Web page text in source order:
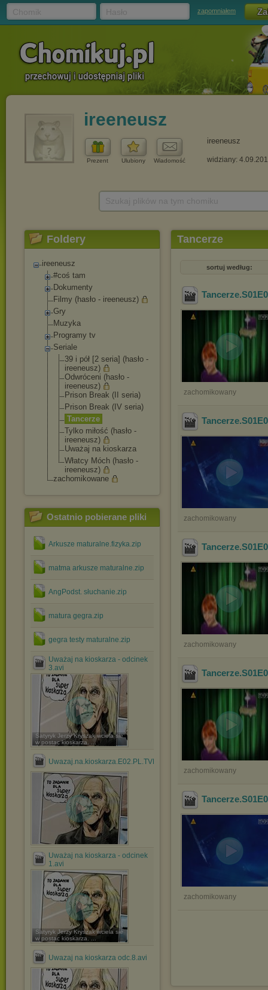
zapomniałem
ireeneusz
Prezent Ulubiony Wiadomość
ireeneusz
widziany:
Foldery
ireeneusz
#coś tam
Dokumenty
Filmy (hasło - ireeneusz)
Gry
Muzyka
Programy tv
Seriale
39 i pół [2 seria] (hasło -
ireeneusz)
Odwróceni (hasło -
ireeneusz)
Prison Break (II seria)
Prison Break (IV seria)
Tancerze
Tylko miłość (hasło -
ireeneusz)
Uważaj na kioskarza
Włatcy Móch (hasło -
ireeneusz)
zachomikowane
Ostatnio pobierane pliki
Arkusze maturalne.fizyka.zip
matma arkusze maturalne.zip
AngPodst. słuchanie.zip
matura gegra.zip
gegra testy maturalne.zip
Uważaj na kioskarza - odcinek
3.avi
Satyryk Jerzy Kryszak wciela sie
w postac kioskarza. ...
Uwazaj.na.kioskarza.E02.PL.TVRIP.XviD.avi
Uważaj na kioskarza - odcinek
1.avi
Satyryk Jerzy Kryszak wciela sie
w postac kioskarza. ...
Uwazaj na kioskarza odc.8.avi
Tancerze
sortuj według:
zachomikowany
zachomikowany
zachomikowany
zachomikowany
zachomikowany